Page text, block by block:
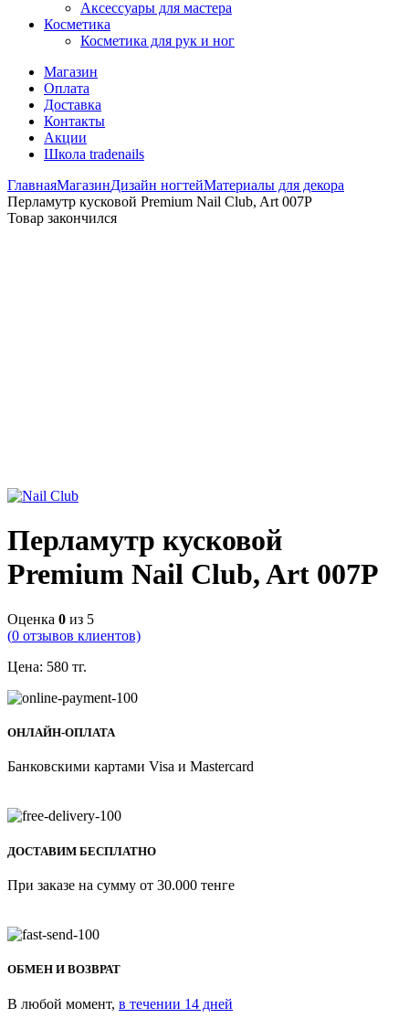
Аксессуары для мастера
Косметика
Косметика для рук и ног
Магазин
Оплата
Доставка
Контакты
Акции
Школа tradenails
ГлавнаяМагазинДизайн ногтейМатериалы для декора
Перламутр кусковой Premium Nail Club, Art 007P
Товар закончился
Перламутр кусковой
Premium Nail Club, Art 007P
Оценка 0 из 5
(0 отзывов клиентов)
Цена: 580 тг.
ОНЛАЙН-ОПЛАТА
Банковскими картами Visa и Mastercard
ДОСТАВИМ БЕСПЛАТНО
При заказе на сумму от 30.000 тенге
ОБМЕН И ВОЗВРАТ
В любой момент, в течении 14 дней